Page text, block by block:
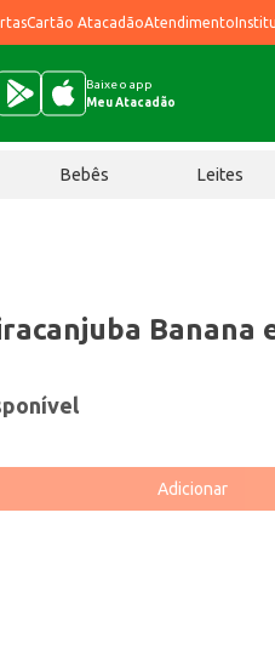
Cartão AtacadãoAtendimento
Baixe o app
Meu Atacadão
Bebês Leites
Banana
Adicionar